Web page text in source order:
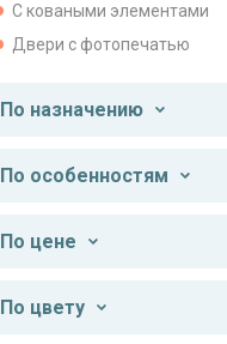
С коваными элементами
Двери с фотопечатью
По назначению
По особенностям
По цене
По цвету